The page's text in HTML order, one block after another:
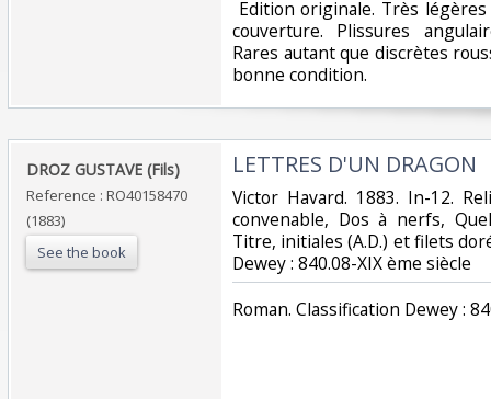
Edition originale. Très
couverture. Plissures
Rares autant que discrètes
bonne condition. ‎
‎DROZ GUSTAVE (Fils)‎
Reference : RO40158470
(1883)
See the book
‎LETTRES D'UN DRAGON‎
‎Victor Havard. 1883. In-12.
convenable, Dos à nerfs,
Titre, initiales (A.D.) et filets
Dewey : 840.08-XIX ème siècle‎
‎Roman. Classification Dewey :